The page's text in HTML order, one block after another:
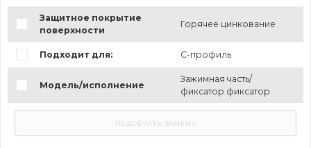
Защитное покрытие
поверхности
Горячее цинкование
Подходит для: С-профиль
Модель/исполнение
Зажимная часть/
фиксатор фиксатор